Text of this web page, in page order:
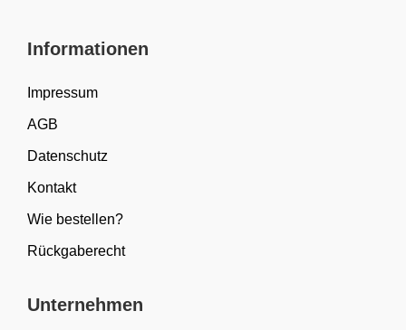
Informationen
Impressum
AGB
Datenschutz
Kontakt
Wie bestellen?
Rückgaberecht
Unternehmen